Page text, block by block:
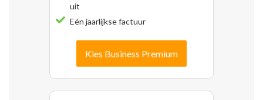
uit
Eén jaarlijkse factuur
Kies Business Premium